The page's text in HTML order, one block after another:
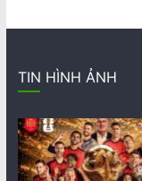
TIN HÌNH ẢNH